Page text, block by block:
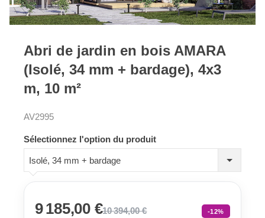
Abri de jardin en bois AMARA
(Isolé, 34 mm + bardage), 4x3
m, 10 m²
AV2995
Sélectionnez l'option du produit
Isolé, 34 mm + bardage
9 185,00 €10 394,00 € -12%